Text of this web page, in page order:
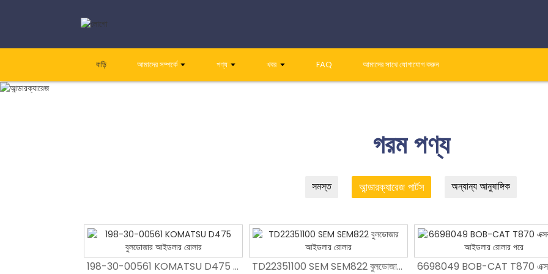
বাড়ি আমাদের সম্পর্কে পণ্য খবর FAQ আমাদের সাথে যোগাযোগ করুন
01 02
গরম পণ্য
সমস্ত আন্ডারক্যারেজ পার্টস অন্যান্য আনুষাঙ্গিক
198-30-00561 KOMATSU D475 বুলডোজার আইডলার রোলার TD22351100 SEM SEM822 বুলডোজার আইডলার রোলার
198-30-00561 KOMATSU D475 বুলডোজার আইডলার রোলার TD22351100 SEM SEM822 বুলডোজার আইডলার রোলার
D5C বুলডোজার শেষ বিট OEM উত্পাদন
প্রিমিয়াম D85 বুলডোজার ট্র্যাক অ্যাডজাস্টার সমাবেশ